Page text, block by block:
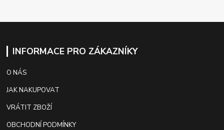
INFORMACE PRO ZÁKAZNÍKY
O NÁS
JAK NAKUPOVAT
VRÁTIT ZBOŽÍ
OBCHODNÍ PODMÍNKY